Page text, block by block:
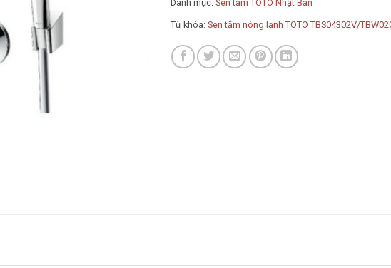
Danh mục: Sen tắm TOTO Nhật Bản
Từ khóa: Sen tắm nóng lạnh TOTO TBS04302V/